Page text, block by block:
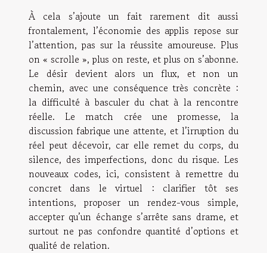
À cela s’ajoute un fait rarement dit aussi
frontalement, l’économie des applis repose sur
l’attention, pas sur la réussite amoureuse. Plus
on « scrolle », plus on reste, et plus on s’abonne.
Le désir devient alors un flux, et non un
chemin, avec une conséquence très concrète :
la difficulté à basculer du chat à la rencontre
réelle. Le match crée une promesse, la
discussion fabrique une attente, et l’irruption du
réel peut décevoir, car elle remet du corps, du
silence, des imperfections, donc du risque. Les
nouveaux codes, ici, consistent à remettre du
concret dans le virtuel : clarifier tôt ses
intentions, proposer un rendez-vous simple,
accepter qu’un échange s’arrête sans drame, et
surtout ne pas confondre quantité d’options et
qualité de relation.